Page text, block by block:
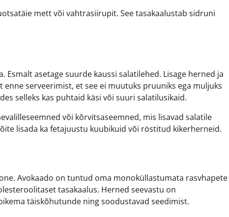
mett või vahtrasiirupit. See tasakaalustab sidruni
asetage suurde kaussi salatilehed. Lisage herned ja
serveerimist, et see ei muutuks pruuniks ega muljuks
selleks kas puhtaid käsi või suuri salatilusikaid.
või kõrvitsaseemned, mis lisavad salatile
lisada ka fetajuustu kuubikuid või röstitud kikerherneid.
Avokaado on tuntud oma monoküllastumata rasvhapete
tasakaalus. Herned seevastu on
täiskõhutunde ning soodustavad seedimist.